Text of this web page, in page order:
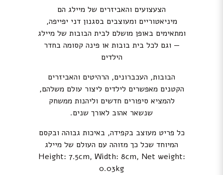
הצעצועים והאביזרים של מיילג הם
מיניאטוריים ומעוצבים בסגנון דני יפייפה,
ומתאימים באופן מושלם לבית הבובות של מיילג
— וגם לכל בית בובות או פינה קסומה בחדר
הילדים
הבובות, העכברונים, הרהיטים והאביזרים
הקטנים מאפשרים לילדים ליצור עולם משלהם,
להמציא סיפורים חדשים וליהנות ממשחק
שנשאר אהוב לאורך שנים.
כל פריט מעוצב בקפידה, באיכות גבוהה ובקסם
המיוחד שכל כך מזוהה עם העולם של מיילג
Height: 7.5cm, Width: 8cm, Net weight:
0.03kg